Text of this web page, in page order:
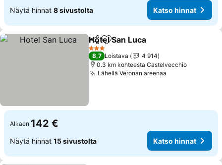
Näytä hinnat 8 sivustolta Katso hinnat
Jaa Lisää suosikkeihin
Hotel San Luca
3 Tähtiluokitus
8,7 Loistava
4 914
0.3 km kohteesta Castelvecchio
Lähellä Veronan areenaa
Alkaen 142 €
Näytä hinnat 15 sivustolta Katso hinnat